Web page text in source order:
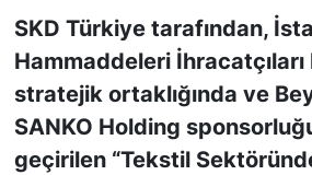
SKD Türkiye tarafından,
Hammaddeleri
stratejik ortaklığında ve
SANKO Holding
geçirilen “Tekstil
KONGRE HABERLERİ
KONGRE TAKVİMİ
RÖPORTAJLAR